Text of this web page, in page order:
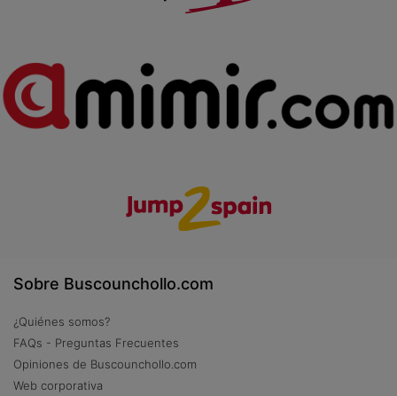
Sobre Buscounchollo.com
¿Quiénes somos?
FAQs - Preguntas Frecuentes
Opiniones de Buscounchollo.com
Web corporativa